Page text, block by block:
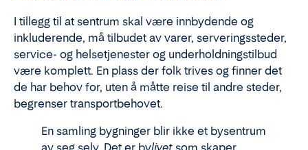
I tillegg til at sentrum skal være innbydende og
inkluderende, må tilbudet av varer, serveringssteder,
service- og helsetjenester og underholdningstilbud
være komplett. En plass der folk trives og finner det
de har behov for, uten å måtte reise til andre steder,
begrenser transportbehovet.
En samling bygninger blir ikke et bysentrum
av seg selv. Det er bylivet som skaper